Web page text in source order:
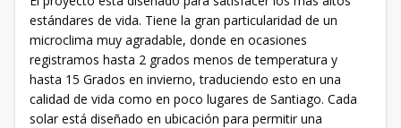
estándares de vida. Tiene la gran particularidad de un
microclima muy agradable, donde en ocasiones
registramos hasta 2 grados menos de temperatura y
hasta 15 Grados en invierno, traduciendo esto en una
calidad de vida como en poco lugares de Santiago. Cada
solar está diseñado en ubicación para permitir una